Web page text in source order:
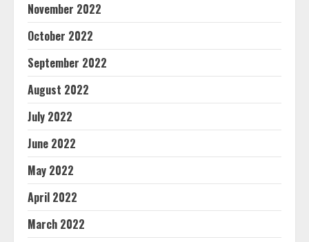
November 2022
October 2022
September 2022
August 2022
July 2022
June 2022
May 2022
April 2022
March 2022